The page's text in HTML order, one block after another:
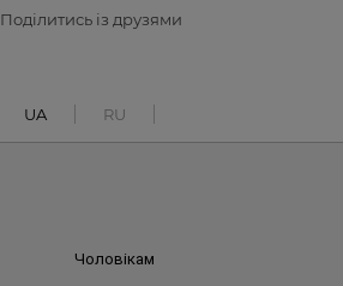
Поділитись із друзями
UA RU
Чоловікам